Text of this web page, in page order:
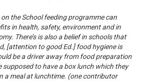
the School feeding programme can
in health, safety, environment and in
There’s is also a belief in schools that
[attention to good Ed.] food hygiene is
be a driver away from food preparation
supposed to have a box lunch which they
a meal at lunchtime. (one contributor